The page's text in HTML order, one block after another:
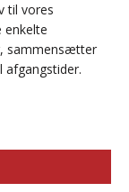
til vores
sammensætter
afgangstider.